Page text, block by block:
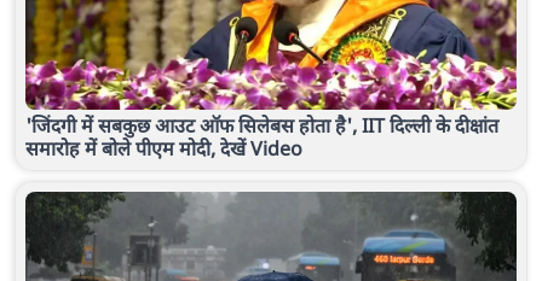
'जिंदगी में सबकुछ आउट ऑफ सिलेबस होता है', IIT दिल्ली के दीक्षांत
समारोह में बोले पीएम मोदी, देखें Video